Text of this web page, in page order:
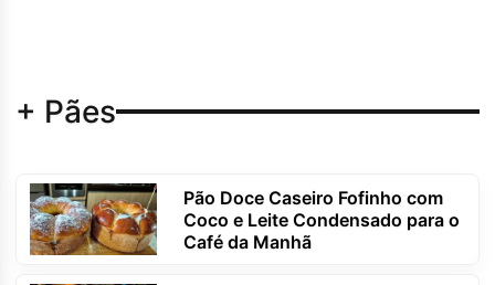
+ Pães
Pão Doce Caseiro Fofinho com
Coco e Leite Condensado para o
Café da Manhã